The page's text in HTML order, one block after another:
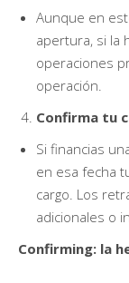
Aunque en
apertura, si la
operaciones
operación.
Confirma tu
Si financias
en esa fecha
cargo. Los
adicionales o
Confirming: la